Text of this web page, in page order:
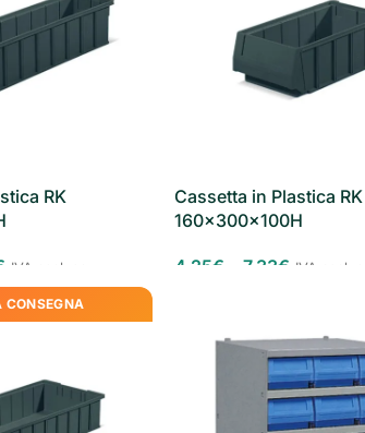
RK
IVA esclusa
Cassetta in Plastica RK
160x300x100H
4,25€ 7,33€ IVA esclusa
CONSEGNA